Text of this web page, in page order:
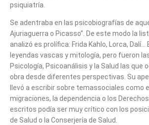
psiquiatría.
Se adentraba en las psicobiografías de
Ajuriaguerra o Picasso”. De este modo la
analizó es prolífica: Frida Kahlo, Lorca,
leyendas vascas y mitología, pero fueron
Psicología, Psicoanálisis y la Salud las que
obra desde diferentes perspectivas. Su
llevó a escribir sobre temassociales como
migraciones, la dependencia o los
escritos podía ser muy crítico con los
de Salud o la Conserjería de Salud.